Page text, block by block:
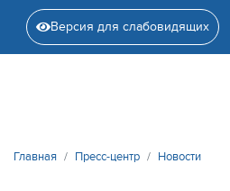
Версия для слабовидящих
Главная Пресс-центр Новости